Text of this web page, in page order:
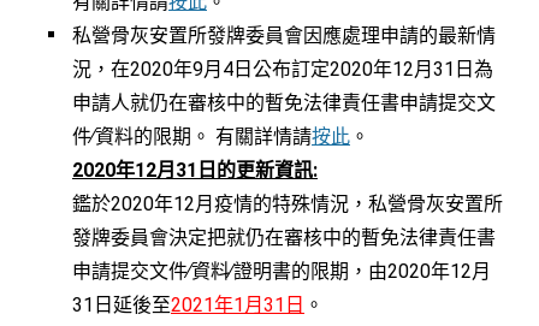
相關連結
灰的資料
更改經批准圖則或
規限指明文書條件
的申請通告及申請
私營骨灰安置所發牌委員會因應處理申請的最新情
況，在2020年9月4日公布訂定2020年12月31日為
申請人就仍在審核中的暫免法律責任書申請提交文
件∕資料的限期。 有關詳情請按此 。
2020年12月31日的更新資訊:
鑑於2020年12月疫情的特殊情況，私營骨灰安置所
發牌委員會決定把就仍在審核中的暫免法律責任書
申請提交文件∕資料∕證明書的限期，由2020年12月
31日延後至2021年1月31日 。